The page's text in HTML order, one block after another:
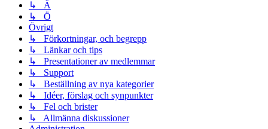
↳ Ä
↳ Ö
Övrigt
↳ Förkortningar, och begrepp
↳ Länkar och tips
↳ Presentationer av medlemmar
↳ Support
↳ Beställning av nya kategorier
↳ Idéer, förslag och synpunkter
↳ Fel och brister
↳ Allmänna diskussioner